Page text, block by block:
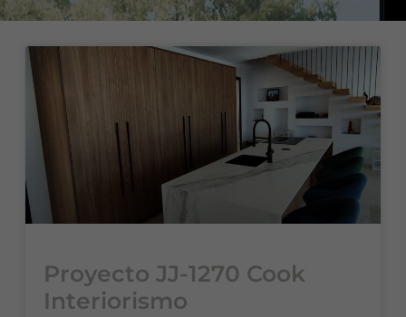
Proyecto JJ-1270 Cook
Interiorismo